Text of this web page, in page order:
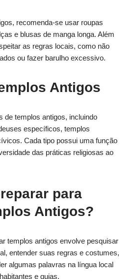
recomenda-se usar roupas
e blusas de manga longa. Além
as regras locais, como não
ou fazer barulho excessivo.
Antigos
de templos antigos, incluindo
específicos, templos
Cada tipo possui uma função
das práticas religiosas ao
para
Antigos?
templos antigos envolve pesquisar
entender suas regras e costumes,
algumas palavras na língua local
e guias.